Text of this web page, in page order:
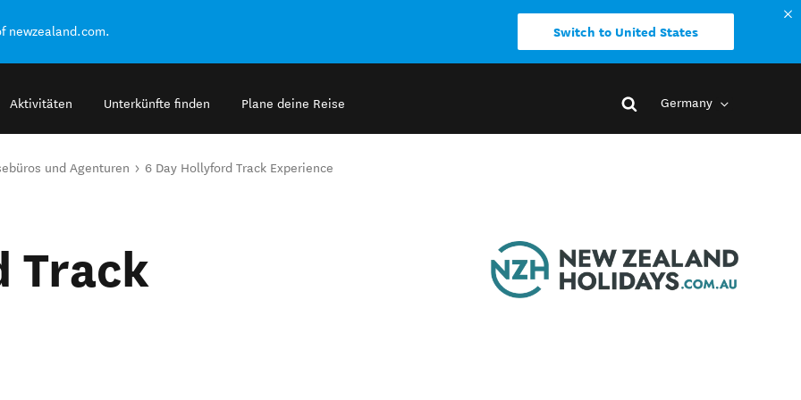
newzealand.com. Switch to United States
Aktivitäten Unterkünfte finden Plane deine Reise Germany
und Agenturen 6 Day Hollyford Track Experience
Track